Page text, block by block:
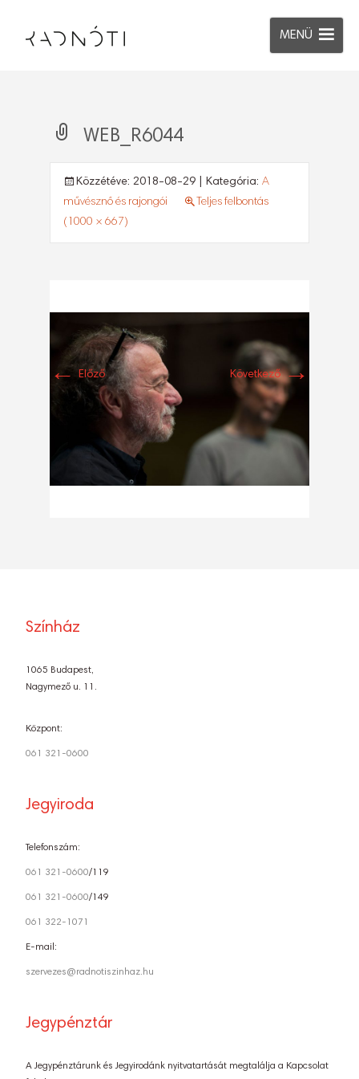
MENÜ
WEB_R6044
Közzétéve: 2018-08-29 | Kategória: A
művésznő és rajongói
Teljes felbontás
(1000 × 667)
← Előző Következő→
Színház
1065 Budapest,
Nagymező u. 11.
Központ:
061 321-0600
Jegyiroda
Telefonszám:
061 321-0600/119
061 321-0600/149
061 322-1071
E-mail:
szervezes@radnotiszinhaz.hu
Jegypénztár
A Jegypénztárunk és Jegyirodánk nyitvatartását megtalálja a Kapcsolat